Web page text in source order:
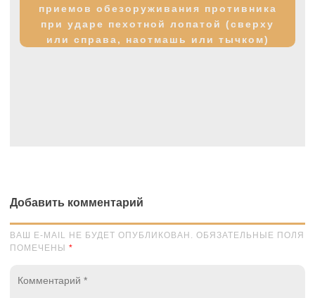
приемов обезоруживания противника
при ударе пехотной лопатой (сверху
или справа, наотмашь или тычком)
Добавить комментарий
ВАШ E-MAIL НЕ БУДЕТ ОПУБЛИКОВАН. ОБЯЗАТЕЛЬНЫЕ ПОЛЯ
ПОМЕЧЕНЫ *